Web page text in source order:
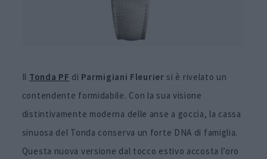
Il Tonda PF di Parmigiani Fleurier si è rivelato un
contendente formidabile. Con la sua visione
distintivamente moderna delle anse a goccia, la cassa
sinuosa del Tonda conserva un forte DNA di famiglia.
Questa nuova versione dal tocco estivo accosta l’oro